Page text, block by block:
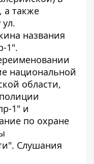
а также
названия
1".
национальной
области,
1" и
по охране
Слушания